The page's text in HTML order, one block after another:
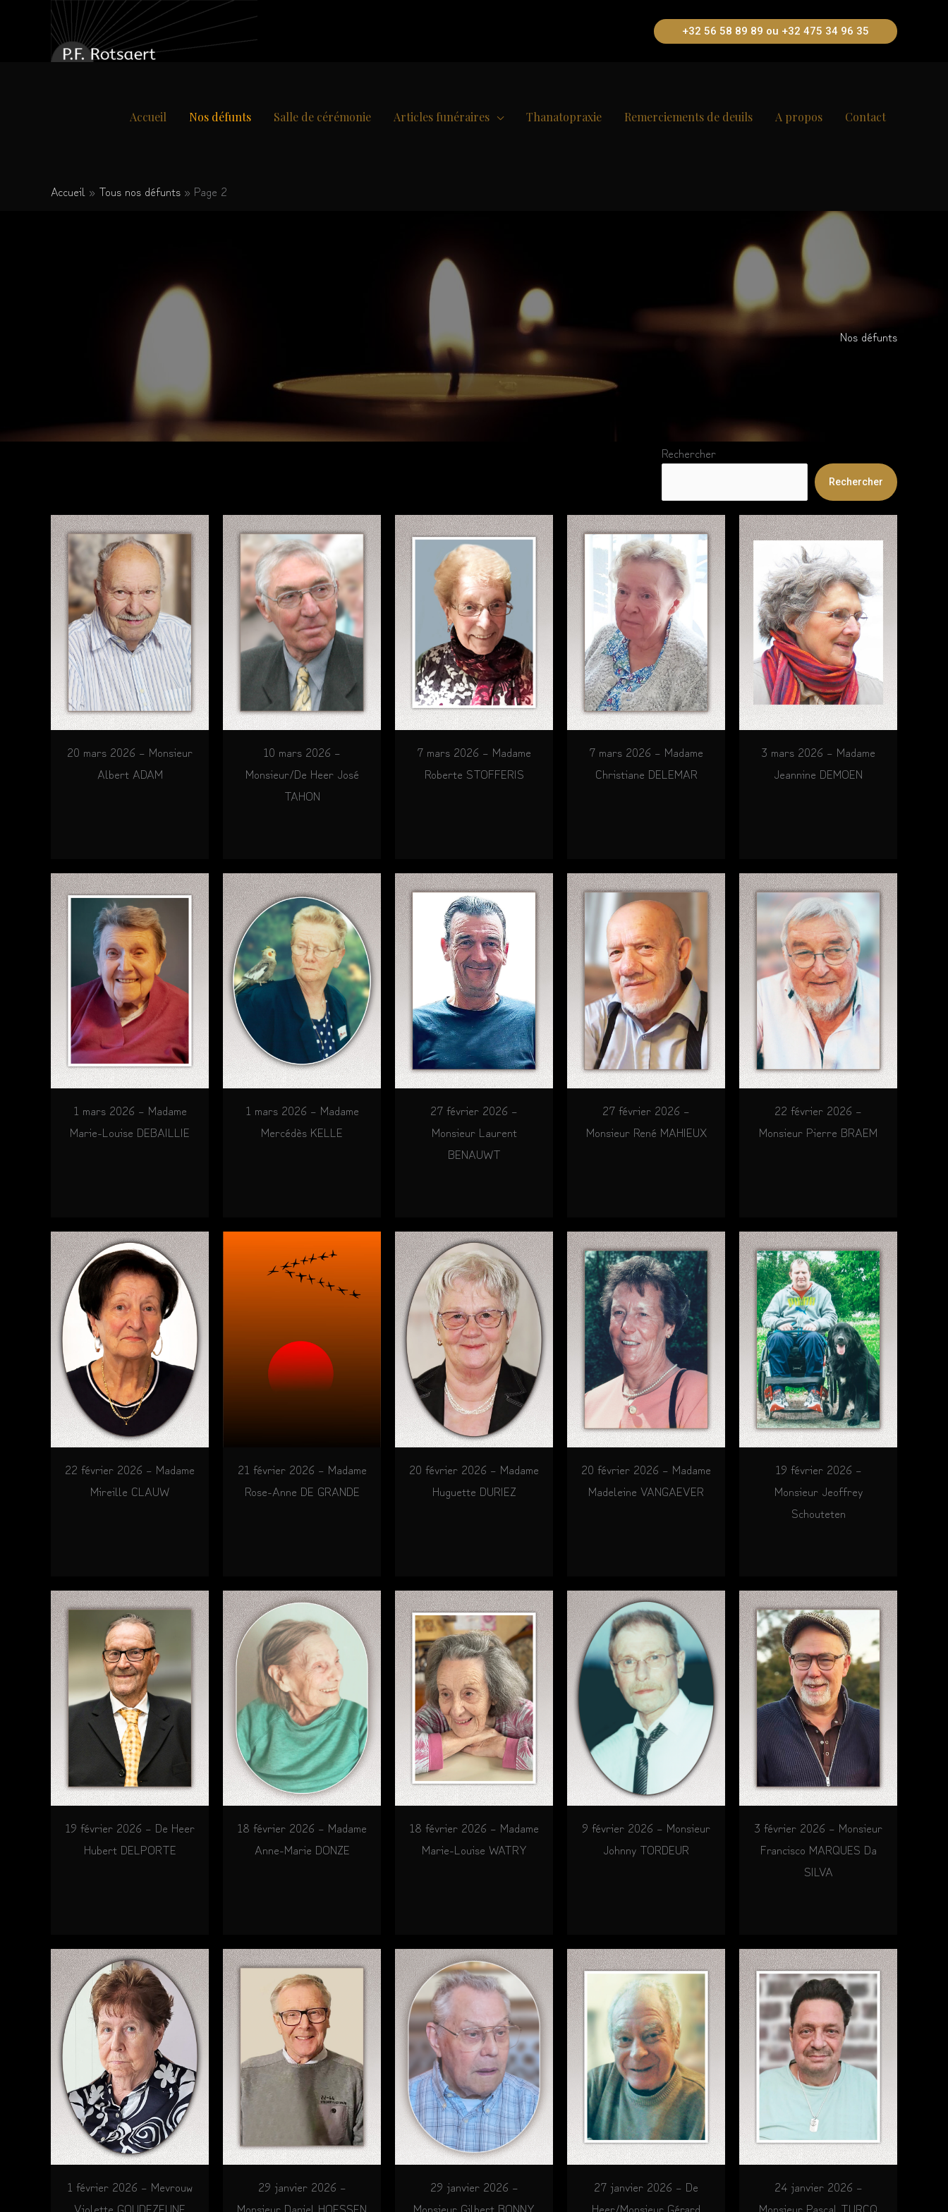
+32 56 58 89 89 ou +32 475 34 96 35
Accueil Nos défunts Salle de cérémonie Articles funéraires Thanatopraxie Remerciements de deuils A propos Contact
Accueil Tous nos défunts Page 2
Nos défunts
Rechercher
Rechercher
20 mars 2026 – Monsieur
Albert ADAM
10 mars 2026 –
Monsieur/De Heer José
TAHON
7 mars 2026 – Madame
Roberte STOFFERIS
7 mars 2026 – Madame
Christiane DELEMAR
3 mars 2026 – Madame
Jeannine DEMOEN
1 mars 2026 – Madame
Marie-Louise DEBAILLIE
1 mars 2026 – Madame
Mercédès KELLE
27 février 2026 –
Monsieur Laurent
BENAUWT
27 février 2026 –
Monsieur René MAHIEUX
22 février 2026 –
Monsieur Pierre BRAEM
22 février 2026 – Madame
Mireille CLAUW
21 février 2026 – Madame
Rose-Anne DE GRANDE
20 février 2026 – Madame
Huguette DURIEZ
20 février 2026 – Madame
Madeleine VANGAEVER
19 février 2026 –
Monsieur Jeoffrey
Schouteten
19 février 2026 – De Heer
Hubert DELPORTE
18 février 2026 – Madame
Anne-Marie DONZE
18 février 2026 – Madame
Marie-Louise WATRY
9 février 2026 – Monsieur
Johnny TORDEUR
3 février 2026 – Monsieur
Francisco MARQUES Da
SILVA
1 février 2026 – Mevrouw
Violette GOUDEZEUNE
29 janvier 2026 –
Monsieur Daniel HOESSEN
29 janvier 2026 –
Monsieur Gilbert BONNY
27 janvier 2026 – De
Heer/Monsieur Gérard
24 janvier 2026 –
Monsieur Pascal TURCQ